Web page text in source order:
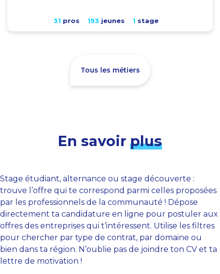
31 pros 193 jeunes 1 stage
Tous les métiers
En savoir plus
Stage étudiant, alternance ou stage découverte :
trouve l’offre qui te correspond parmi celles proposées
par les professionnels de la communauté ! Dépose
directement ta candidature en ligne pour postuler aux
offres des entreprises qui t’intéressent. Utilise les filtres
pour chercher par type de contrat, par domaine ou
bien dans ta région. N’oublie pas de joindre ton CV et ta
lettre de motivation !